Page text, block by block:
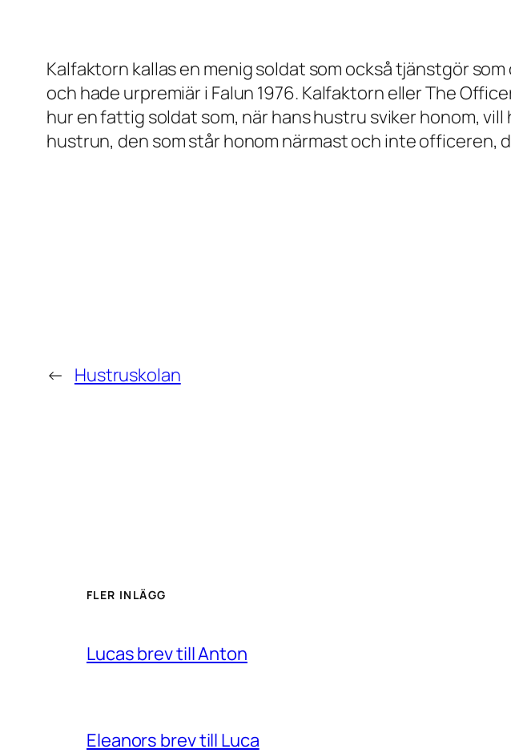
Kalfaktorn kallas en menig soldat som också tjänstgör
och hade urpremiär i Falun 1976. Kalfaktorn ellerThe
hur en fattig soldat som, när hans hustru sviker honom,
hustrun, den som står honom närmast och inte officeren,
← Hustruskolan
FLER INLÄGG
Lucas brev till Anton
Eleanors brev till Luca